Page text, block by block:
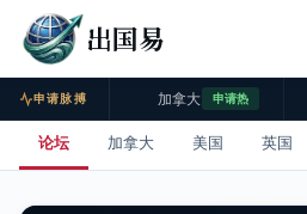
出国易
申请脉搏 加拿大 申请热
论坛 加拿大 美国 英国